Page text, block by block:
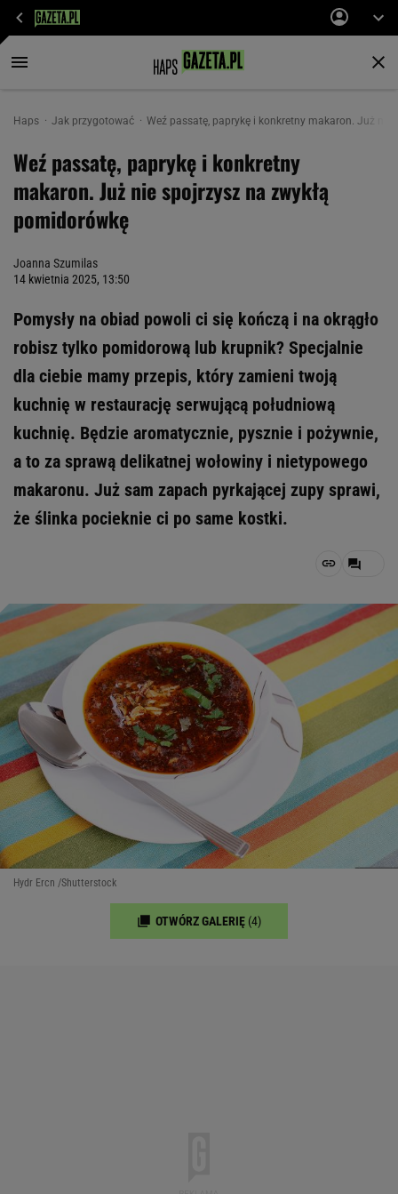
Haps Jak przygotować Weź passatę, paprykę i konkretny makaron. Już nie
Weź passatę, paprykę i konkretny
makaron. Już nie spojrzysz na zwykłą
pomidorówkę
Joanna Szumilas
14 kwietnia 2025, 13:50
Pomysły na obiad powoli ci się kończą i na okrągło
robisz tylko pomidorową lub krupnik? Specjalnie
dla ciebie mamy przepis, który zamieni twoją
kuchnię w restaurację serwującą południową
kuchnię. Będzie aromatycznie, pysznie i pożywnie,
a to za sprawą delikatnej wołowiny i nietypowego
makaronu. Już sam zapach pyrkającej zupy sprawi,
że ślinka pocieknie ci po same kostki.
Hydr Ercn /Shutterstock
OTWÓRZ GALERIĘ (4)